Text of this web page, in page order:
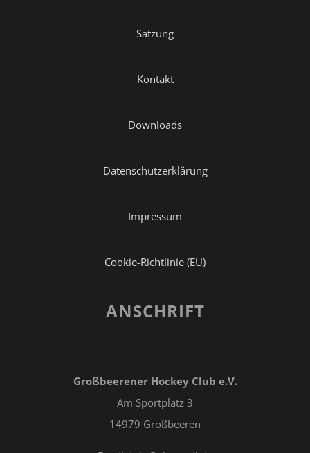
Satzung
Kontakt
Downloads
Datenschutzerklärung
Impressum
Cookie-Richtlinie (EU)
ANSCHRIFT
Großbeerener Hockey Club e.V.
Am Sportplatz 3
14979 Großbeeren